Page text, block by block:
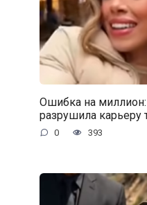
Ошибка на
разрушила
0 393